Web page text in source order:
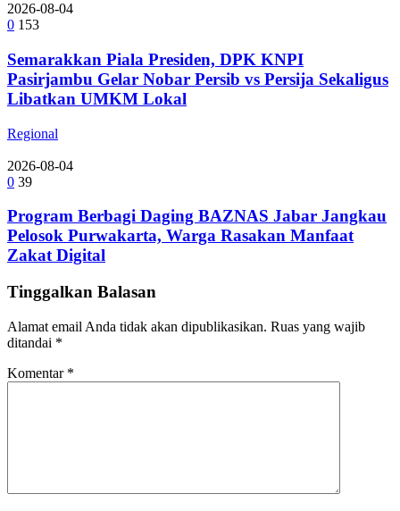
2026-08-04
0 153
Semarakkan Piala Presiden, DPK KNPI
Pasirjambu Gelar Nobar Persib vs Persija Sekaligus
Libatkan UMKM Lokal
Regional
2026-08-04
0 39
Program Berbagi Daging BAZNAS Jabar Jangkau
Pelosok Purwakarta, Warga Rasakan Manfaat
Zakat Digital
Tinggalkan Balasan
Alamat email Anda tidak akan dipublikasikan. Ruas yang wajib
ditandai *
Komentar *